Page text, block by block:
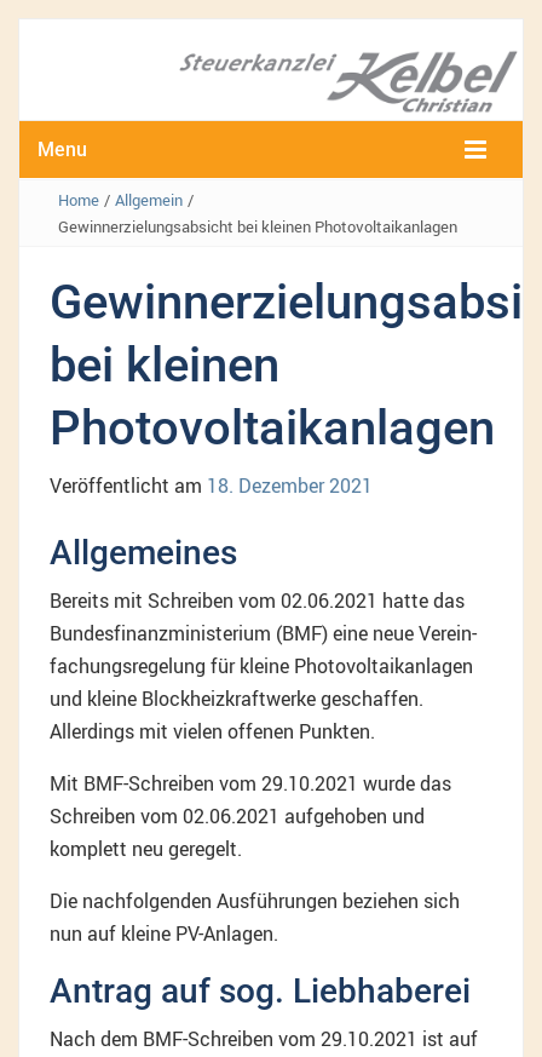
Menu
Home / Allgemein /
Gewinnerzielungsabsicht bei kleinen Photovoltaikanlagen
bei kleinen
Photovoltaikanlagen
Veröffentlicht am 18. Dezember 2021
Allgemeines
Bereits mit Schreiben vom 02.06.2021 hatte das
Bundesfinanzministerium (BMF) eine neue Verein-
fachungsregelung für kleine Photovoltaikanlagen
und kleine Blockheizkraftwerke geschaffen.
Allerdings mit vielen offenen Punkten.
Mit BMF-Schreiben vom 29.10.2021 wurde das
Schreiben vom 02.06.2021 aufgehoben und
komplett neu geregelt.
Die nachfolgenden Ausführungen beziehen sich
nun auf kleine PV-Anlagen.
Antrag auf sog. Liebhaberei
Nach dem BMF-Schreiben vom 29.10.2021 ist auf